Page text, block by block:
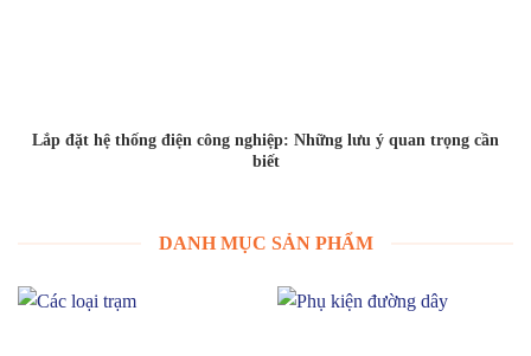
Lắp đặt hệ thống điện công nghiệp: Những lưu ý quan trọng cần
biết
DANH MỤC SẢN PHẨM